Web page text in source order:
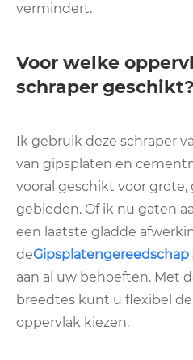
vermindert.
Voor welke
schraper geschikt?
Ik gebruik deze schraper
van gipsplaten en
vooral geschikt voor grote,
gebieden. Of ik nu gaten
een laatste gladde
de
aan al uw behoeften. Met
breedtes kunt u flexibel
oppervlak kiezen.